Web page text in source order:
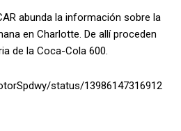
abunda la información sobre la
en Charlotte. De allí proceden
de la Coca-Cola 600.
status/13986147316912